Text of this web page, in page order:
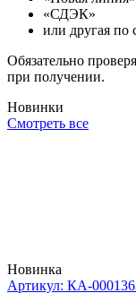
«СДЭК»
или другая по
Обязательно
при получении.
Новинки
Смотреть все
Новинка
Артикул: КА-